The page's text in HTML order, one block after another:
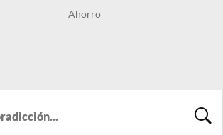
Ahorro